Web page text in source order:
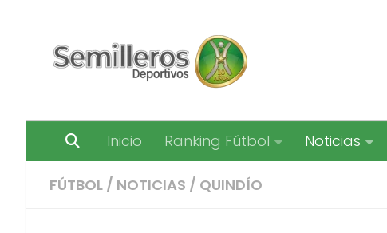
Inicio Ranking Fútbol Noticias
FÚTBOL / NOTICIAS / QUINDÍO